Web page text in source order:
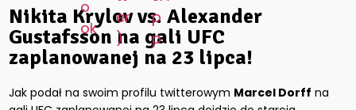
Nikita Krylov vs. Alexander
Gustafsson na gali UFC
zaplanowanej na 23 lipca!
Jak podał na swoim profilu twitterowym Marcel Dorff na